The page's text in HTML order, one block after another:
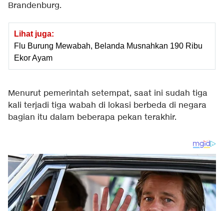
Brandenburg.
Lihat juga:
Flu Burung Mewabah, Belanda Musnahkan 190 Ribu
Ekor Ayam
Menurut pemerintah setempat, saat ini sudah tiga
kali terjadi tiga wabah di lokasi berbeda di negara
bagian itu dalam beberapa pekan terakhir.